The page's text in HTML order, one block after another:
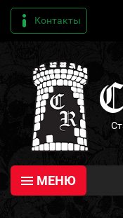
Контакты
МЕНЮ